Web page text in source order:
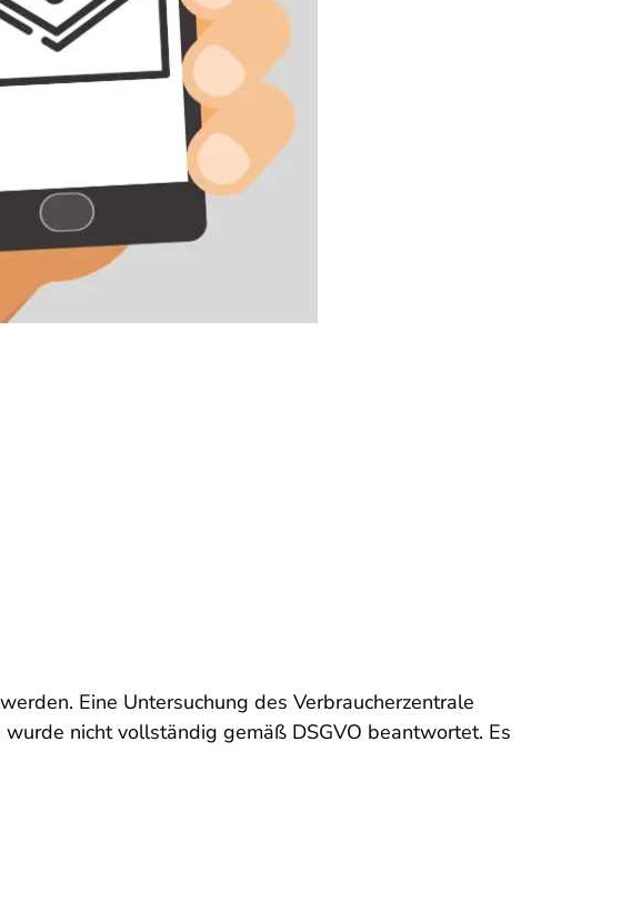
Eine Untersuchung des Verbraucherzentrale
nicht vollständig gemäß DSGVO beantwortet. Es